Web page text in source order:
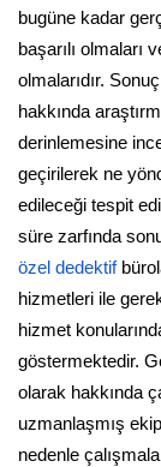
bugüne kadar
başarılı olmaları
olmalarıdır.
hakkında
derinlemesine
geçirilerek ne
edileceği tespit
süre zarfında
özel dedektif
hizmetleri ile
hizmet
göstermektedir.
olarak hakkında
uzmanlaşmış
nedenle